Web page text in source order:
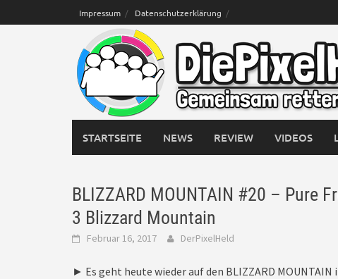
to
Impressum Datenschutzerklärung
STARTSEITE NEWS REVIEW VIDEOS
BLIZZARD MOUNTAIN #20 – Pure
3 Blizzard Mountain
Februar 16, 2017 DerPixelHeld
► Es geht heute wieder auf den BLIZZARD